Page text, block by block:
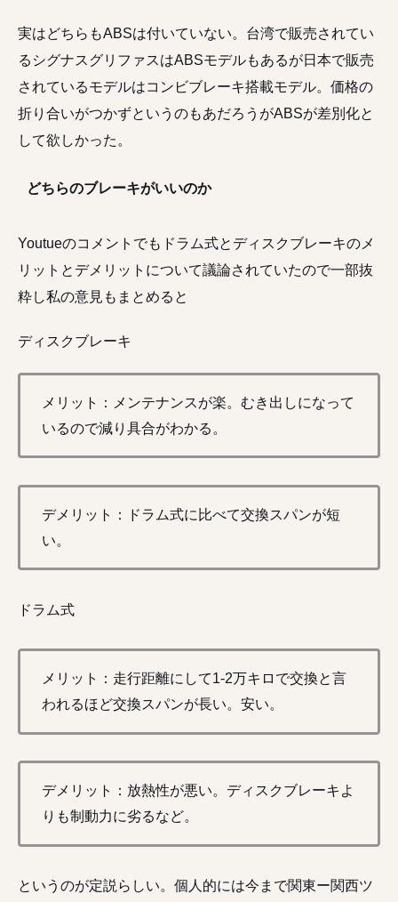
実はどちらもABSは付いていない。台湾で販売されてい
るシグナスグリファスはABSモデルもあるが日本で販売
されているモデルはコンビブレーキ搭載モデル。価格の
折り合いがつかずというのもあだろうがABSが差別化と
して欲しかった。
どちらのブレーキがいいのか
Youtueのコメントでもドラム式とディスクブレーキのメ
リットとデメリットについて議論されていたので一部抜
粋し私の意見もまとめると
ディスクブレーキ
メリット：メンテナンスが楽。むき出しになって
いるので減り具合がわかる。
デメリット：ドラム式に比べて交換スパンが短
い。
ドラム式
メリット：走行距離にして1-2万キロで交換と言
われるほど交換スパンが長い。安い。
デメリット：放熱性が悪い。ディスクブレーキよ
りも制動力に劣るなど。
というのが定説らしい。個人的には今まで関東ー関西ツ